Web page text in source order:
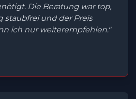
Die Beratung war top,
staubfrei und der Preis
ich nur weiterempfehlen."